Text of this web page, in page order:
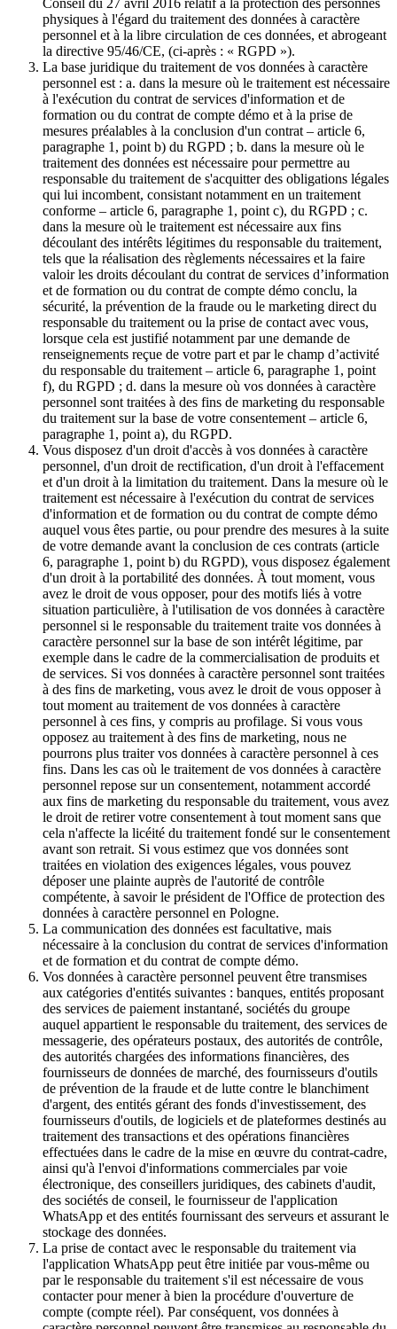
Conseil du 27 avril 2016 relatif à la protection des personnes
physiques à l'égard du traitement des données à caractère
personnel et à la libre circulation de ces données, et abrogeant
la directive 95/46/CE, (ci-après : « RGPD »).
La base juridique du traitement de vos données à caractère
personnel est : a. dans la mesure où le traitement est nécessaire
à l'exécution du contrat de services d'information et de
formation ou du contrat de compte démo et à la prise de
mesures préalables à la conclusion d'un contrat – article 6,
paragraphe 1, point b) du RGPD ; b. dans la mesure où le
traitement des données est nécessaire pour permettre au
responsable du traitement de s'acquitter des obligations légales
qui lui incombent, consistant notamment en un traitement
conforme – article 6, paragraphe 1, point c), du RGPD ; c.
dans la mesure où le traitement est nécessaire aux fins
découlant des intérêts légitimes du responsable du traitement,
tels que la réalisation des règlements nécessaires et la faire
valoir les droits découlant du contrat de services d’information
et de formation ou du contrat de compte démo conclu, la
sécurité, la prévention de la fraude ou le marketing direct du
responsable du traitement ou la prise de contact avec vous,
lorsque cela est justifié notamment par une demande de
renseignements reçue de votre part et par le champ d’activité
du responsable du traitement – article 6, paragraphe 1, point
f), du RGPD ; d. dans la mesure où vos données à caractère
personnel sont traitées à des fins de marketing du responsable
du traitement sur la base de votre consentement – article 6,
paragraphe 1, point a), du RGPD.
Vous disposez d'un droit d'accès à vos données à caractère
personnel, d'un droit de rectification, d'un droit à l'effacement
et d'un droit à la limitation du traitement. Dans la mesure où le
traitement est nécessaire à l'exécution du contrat de services
d'information et de formation ou du contrat de compte démo
auquel vous êtes partie, ou pour prendre des mesures à la suite
de votre demande avant la conclusion de ces contrats (article
6, paragraphe 1, point b) du RGPD), vous disposez également
d'un droit à la portabilité des données. À tout moment, vous
avez le droit de vous opposer, pour des motifs liés à votre
situation particulière, à l'utilisation de vos données à caractère
personnel si le responsable du traitement traite vos données à
caractère personnel sur la base de son intérêt légitime, par
exemple dans le cadre de la commercialisation de produits et
de services. Si vos données à caractère personnel sont traitées
à des fins de marketing, vous avez le droit de vous opposer à
tout moment au traitement de vos données à caractère
personnel à ces fins, y compris au profilage. Si vous vous
opposez au traitement à des fins de marketing, nous ne
pourrons plus traiter vos données à caractère personnel à ces
fins. Dans les cas où le traitement de vos données à caractère
personnel repose sur un consentement, notamment accordé
aux fins de marketing du responsable du traitement, vous avez
le droit de retirer votre consentement à tout moment sans que
cela n'affecte la licéité du traitement fondé sur le consentement
avant son retrait. Si vous estimez que vos données sont
traitées en violation des exigences légales, vous pouvez
déposer une plainte auprès de l'autorité de contrôle
compétente, à savoir le président de l'Office de protection des
données à caractère personnel en Pologne.
La communication des données est facultative, mais
nécessaire à la conclusion du contrat de services d'information
et de formation et du contrat de compte démo.
Vos données à caractère personnel peuvent être transmises
aux catégories d'entités suivantes : banques, entités proposant
des services de paiement instantané, sociétés du groupe
auquel appartient le responsable du traitement, des services de
messagerie, des opérateurs postaux, des autorités de contrôle,
des autorités chargées des informations financières, des
fournisseurs de données de marché, des fournisseurs d'outils
de prévention de la fraude et de lutte contre le blanchiment
d'argent, des entités gérant des fonds d'investissement, des
fournisseurs d'outils, de logiciels et de plateformes destinés au
traitement des transactions et des opérations financières
effectuées dans le cadre de la mise en œuvre du contrat-cadre,
ainsi qu'à l'envoi d'informations commerciales par voie
électronique, des conseillers juridiques, des cabinets d'audit,
des sociétés de conseil, le fournisseur de l'application
WhatsApp et des entités fournissant des serveurs et assurant le
stockage des données.
La prise de contact avec le responsable du traitement via
l'application WhatsApp peut être initiée par vous-même ou
par le responsable du traitement s'il est nécessaire de vous
contacter pour mener à bien la procédure d'ouverture de
compte (compte réel). Par conséquent, vos données à